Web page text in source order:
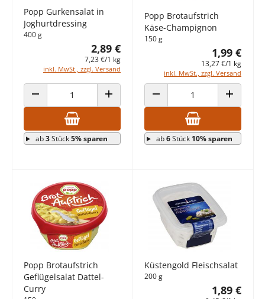
Popp Gurkensalat in
Joghurtdressing
400 g
2,89 €
7,23 €/1 kg
inkl. MwSt., zzgl. Versand
ANZAHL VERRINGERN ANZAHL ERHÖHEN
ab3Stück5% sparen
Popp Brotaufstrich
Käse-Champignon
150 g
1,99 €
13,27 €/1 kg
inkl. MwSt., zzgl. Versand
ANZAHL VERRINGERN ANZAHL
ab6Stück 10% sparen
Popp Brotaufstrich
Geflügelsalat Dattel-
Curry
Küstengold Fleischsalat
200 g
1,89 €